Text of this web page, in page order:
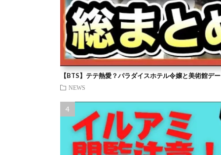
【BTS】テテ熱愛？パラダイスホテル令嬢と美術館デ
NEWS